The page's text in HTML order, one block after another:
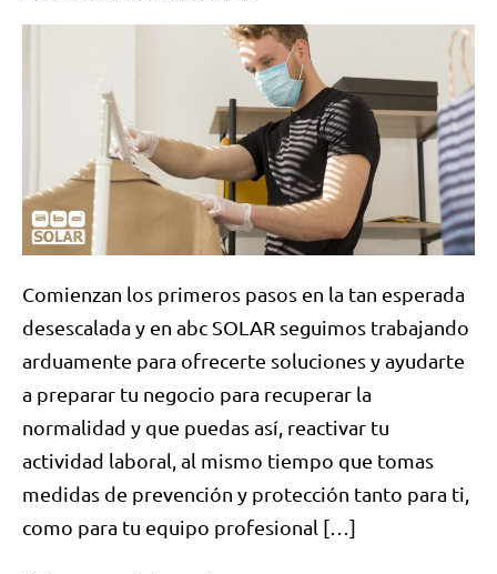
Comienzan los primeros pasos en la tan esperada
desescalada y en abc SOLAR seguimos trabajando
arduamente para ofrecerte soluciones y ayudarte
a preparar tu negocio para recuperar la
normalidad y que puedas así, reactivar tu
actividad laboral, al mismo tiempo que tomas
medidas de prevención y protección tanto para ti,
como para tu equipo profesional […]